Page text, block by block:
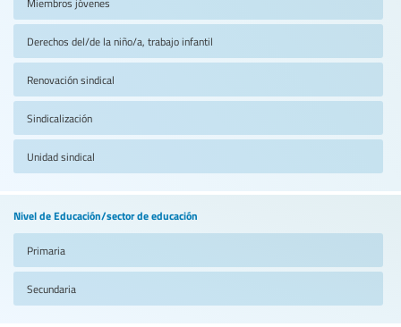
Miembros jóvenes
Derechos del/de la niño/a, trabajo infantil
Renovación sindical
Sindicalización
Unidad sindical
Nivel de Educación/sector de educación
Primaria
Secundaria